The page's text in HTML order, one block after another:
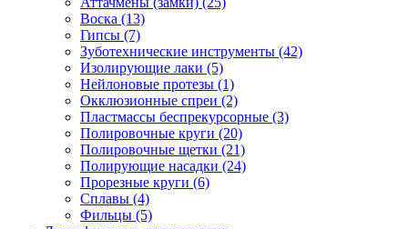
Воска (13)
Гипсы (7)
Зуботехнические инструменты (42)
Изолирующие лаки (5)
Нейлоновые протезы (1)
Окклюзионные спреи (2)
Пластмассы беспрекурсорные (3)
Полировочные круги (20)
Полировочные щетки (21)
Полирующие насадки (24)
Прорезные круги (6)
Сплавы (4)
Фильцы (5)